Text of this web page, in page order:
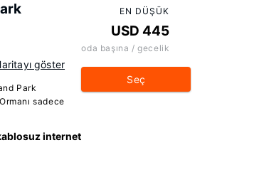
göster
Park
sadece
internet
EN DÜŞÜK
USD 445
oda başına / gecelik
Seç